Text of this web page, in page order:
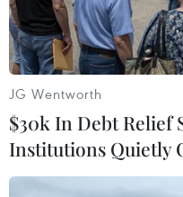
không chuyên trách,
bộ máy.
JG Wentworth
$30k In Debt Relief
Institutions Quietly